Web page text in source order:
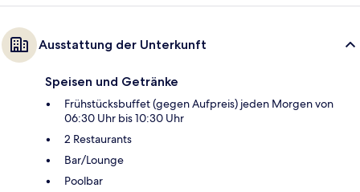
Ausstattung der Unterkunft
Speisen und Getränke
Frühstücksbuffet (gegen Aufpreis) jeden Morgen von
06:30 Uhr bis 10:30 Uhr
2 Restaurants
Bar/Lounge
Poolbar